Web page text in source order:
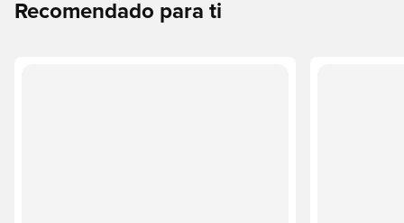
Recomendado para ti